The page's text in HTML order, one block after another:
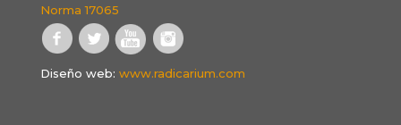
Norma 17065
Diseño web: www.radicarium.com